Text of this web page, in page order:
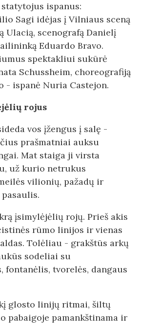
statytojus ispanus:
Sagi idėjas į Vilniaus sceną
Ulacią, scenografą Danielį
Eduardo Bravo.
spektakliui sukūrė
Schussheim, choreografiją
- ispanė Nuria Castejon.
rojus
vos įžengus į salę -
prašmatniai auksu
Mat staiga ji virsta
už kurio netrukus
vilionių, pažadų ir
įsimylėjėlių rojų. Prieš akis
rūmo linijos ir vienas
Tolėliau - grakštūs arkų
sodeliai su
fontanėlis, tvorelės, dangaus
glosto linijų ritmai, šiltų
pabaigoje pamankštinama ir